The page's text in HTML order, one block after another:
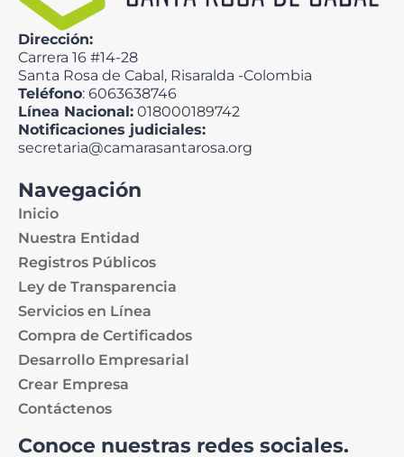
Dirección:
Carrera 16 #14-28
Santa Rosa de Cabal, Risaralda -Colombia
Teléfono: 6063638746
Línea Nacional: 018000189742
Notificaciones judiciales:
secretaria@camarasantarosa.org
Navegación
Inicio
Nuestra Entidad
Registros Públicos
Ley de Transparencia
Servicios en Línea
Compra de Certificados
Desarrollo Empresarial
Crear Empresa
Contáctenos
Conoce nuestras redes sociales.